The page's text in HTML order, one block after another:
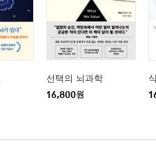
선택의 뇌과학
16,800원